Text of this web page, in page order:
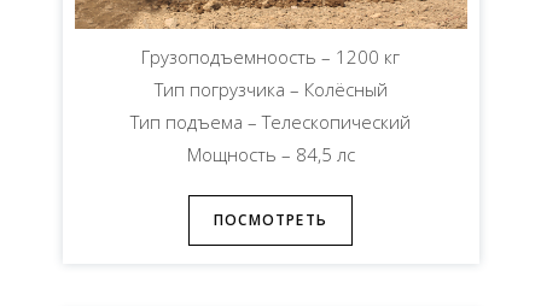
Грузоподъемноость – 1200 кг
Тип погрузчика – Колёсный
Тип подъема – Телескопический
Мощность – 84,5 лс
ПОСМОТРЕТЬ